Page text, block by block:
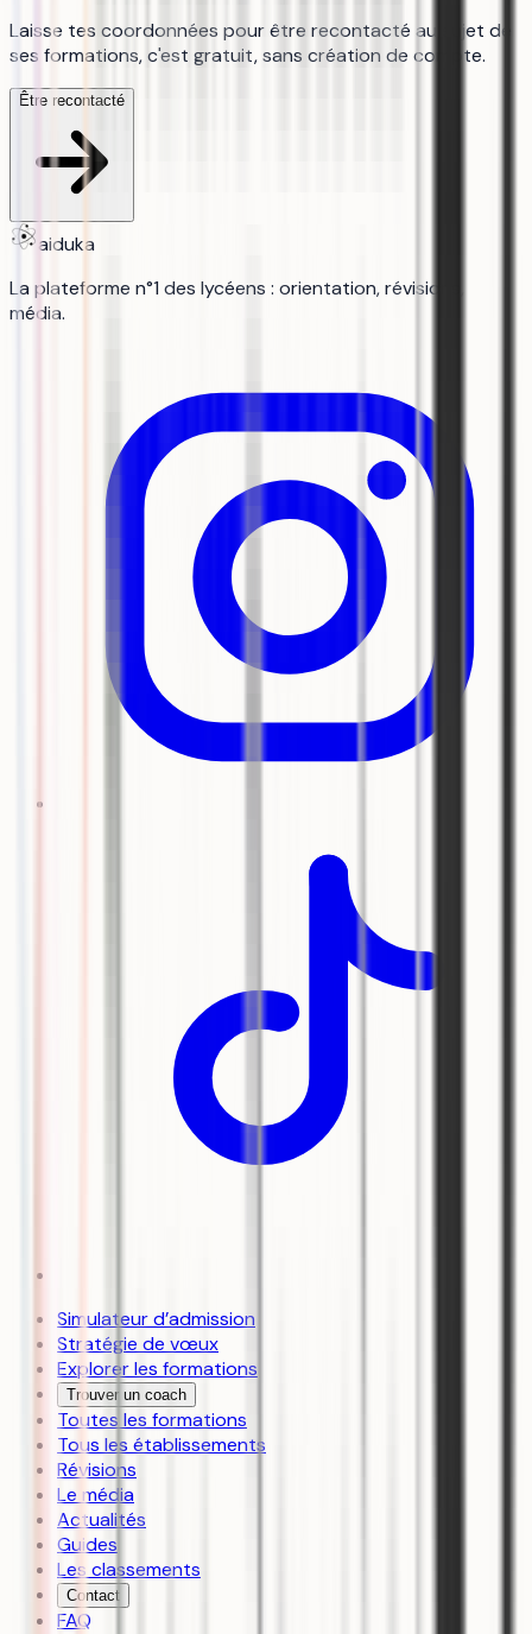
Laisse tes coordonnées pour être recontacté au sujet de
ses formations, c'est gratuit, sans création de compte.
Être recontacté
aiduka
La plateforme n°1 des lycéens : orientation, révisions,
média.
Simulateur d’admission
Stratégie de vœux
Explorer les formations
Trouver un coach
Toutes les formations
Tous les établissements
Révisions
Le média
Actualités
Guides
Les classements
Contact
FAQ